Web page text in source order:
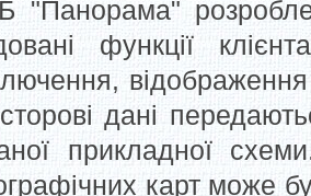
"Панорама"
функції
дані
прикладної
карт може